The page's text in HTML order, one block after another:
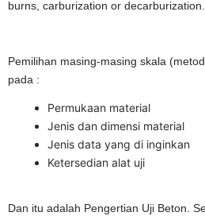
burns, carburization or decarburization.
Pemilihan masing-masing skala
pada :
Permukaan material
Jenis dan dimensi material
Jenis data yang di inginkan
Ketersedian alat uji
Dan itu adalah Pengertian Uji Beton.